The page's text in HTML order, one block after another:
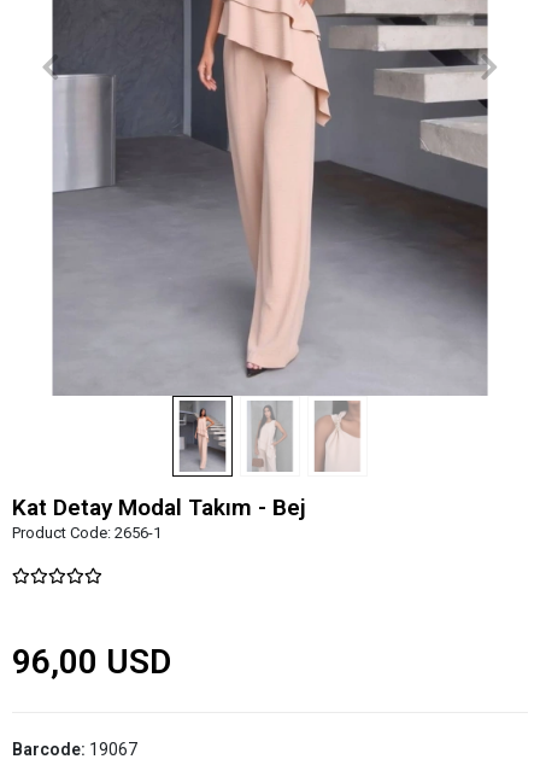
Kat Detay Modal Takım - Bej
Product Code: 2656-1
96,00 USD
Barcode: 19067